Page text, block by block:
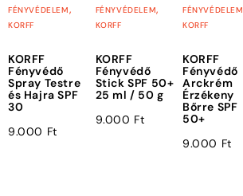
FÉNYVÉDELEM,
KORFF
KORFF
Fényvédő
Spray Testre
és Hajra SPF
30
9.000 Ft
FÉNYVÉDELEM,
KORFF
KORFF
Fényvédő
Stick SPF 50+
25 ml / 50 g
9.000 Ft
FÉNYVÉDELEM
KORFF
KORFF
Fényvédő
Arckrém
Érzékeny
Bőrre SPF
50+
9.000 Ft